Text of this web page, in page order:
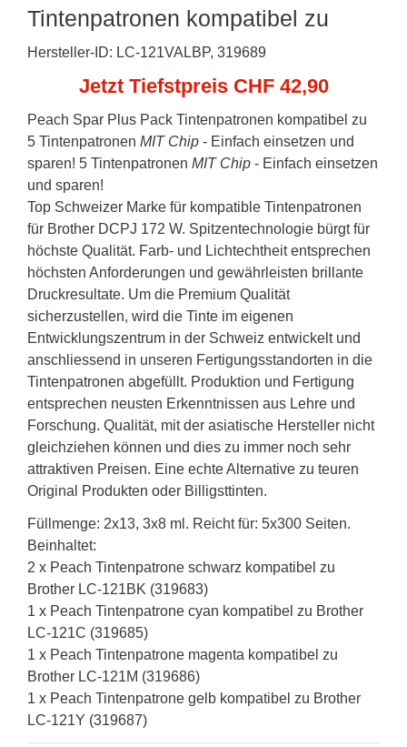
Tintenpatronen kompatibel zu
Hersteller-ID: LC-121VALBP, 319689
Jetzt Tiefstpreis CHF 42,90
Peach Spar Plus Pack Tintenpatronen kompatibel zu
5 Tintenpatronen MIT Chip - Einfach einsetzen und
sparen! 5 Tintenpatronen MIT Chip - Einfach einsetzen
und sparen!
Top Schweizer Marke für kompatible Tintenpatronen
für Brother DCPJ 172 W. Spitzentechnologie bürgt für
höchste Qualität. Farb- und Lichtechtheit entsprechen
höchsten Anforderungen und gewährleisten brillante
Druckresultate. Um die Premium Qualität
sicherzustellen, wird die Tinte im eigenen
Entwicklungszentrum in der Schweiz entwickelt und
anschliessend in unseren Fertigungsstandorten in die
Tintenpatronen abgefüllt. Produktion und Fertigung
entsprechen neusten Erkenntnissen aus Lehre und
Forschung. Qualität, mit der asiatische Hersteller nicht
gleichziehen können und dies zu immer noch sehr
attraktiven Preisen. Eine echte Alternative zu teuren
Original Produkten oder Billigsttinten.
Füllmenge: 2x13, 3x8 ml. Reicht für: 5x300 Seiten.
Beinhaltet:
2 x Peach Tintenpatrone schwarz kompatibel zu
Brother LC-121BK (319683)
1 x Peach Tintenpatrone cyan kompatibel zu Brother
LC-121C (319685)
1 x Peach Tintenpatrone magenta kompatibel zu
Brother LC-121M (319686)
1 x Peach Tintenpatrone gelb kompatibel zu Brother
LC-121Y (319687)